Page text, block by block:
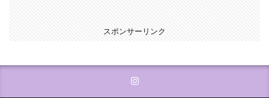
スポンサーリンク